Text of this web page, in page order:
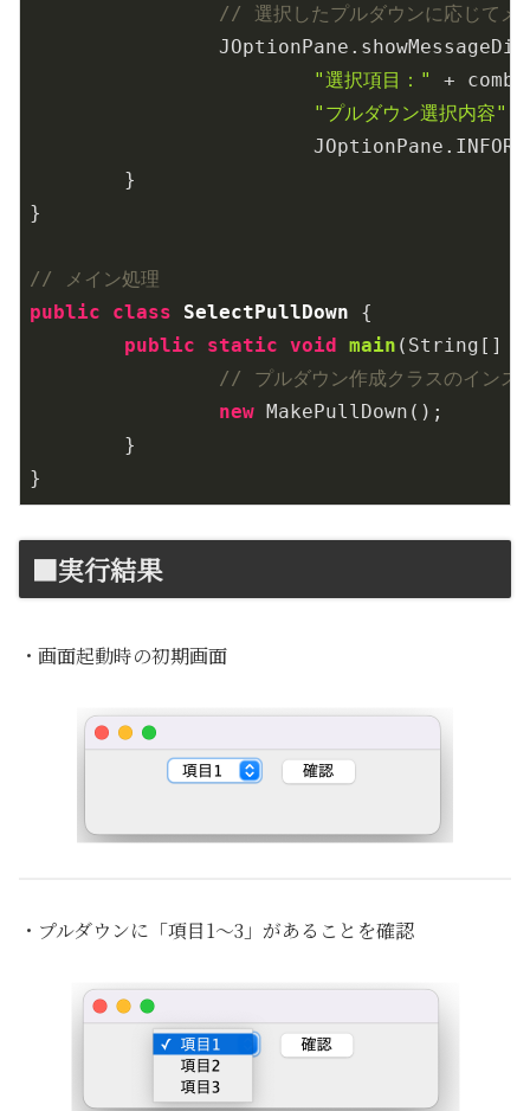
// 選択したプルダウンに応じてメ
"選択項目："
+
"プルダウン選択内容"
}
// メイン処理
public
class SelectPullDown
{
public
static void main (String[]
// プルダウン作成クラスのインス
new MakePullDown();
}
■実行結果
・画面起動時の初期画面
・プルダウンに「項目1〜3」があることを確認